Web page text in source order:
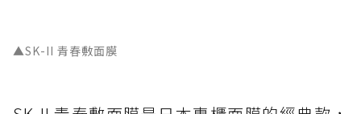
▲SK-II 青春敷面膜